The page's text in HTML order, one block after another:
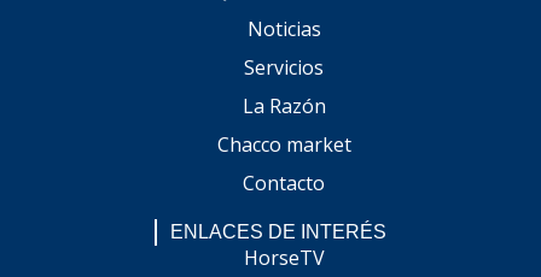
Noticias
Servicios
La Razón
Chacco market
Contacto
ENLACES DE INTERÉS
HorseTV